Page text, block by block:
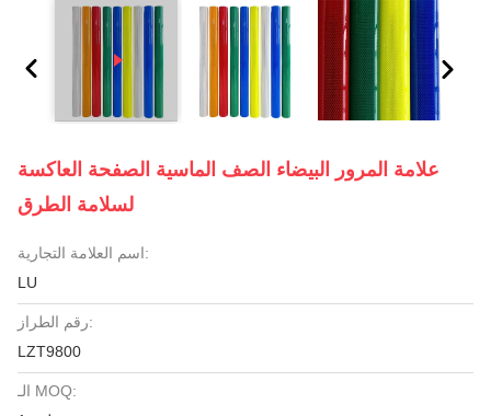
علامة المرور البيضاء الصف الماسية الصفحة العاكسة
لسلامة الطرق
اسم العلامة التجارية:
LU
رقم الطراز:
LZT9800
الـ MOQ: